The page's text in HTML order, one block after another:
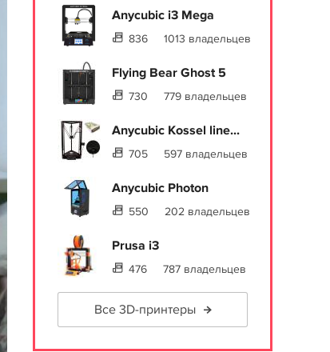
Anycubic i3 Mega
836 1013 владельцев
Flying Bear Ghost 5
730 779 владельцев
Anycubic Kossel line...
705 597 владельцев
Anycubic Photon
550 202 владельцев
Prusa i3
476 787 владельцев
Все 3D-принтеры